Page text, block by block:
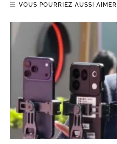
VOUS POURRIEZ AUSSI AIMER